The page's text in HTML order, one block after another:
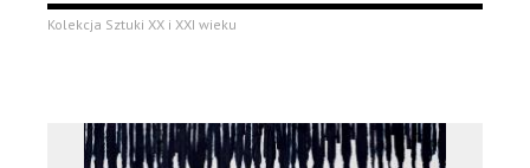
Kolekcja Sztuki XX i XXI wieku